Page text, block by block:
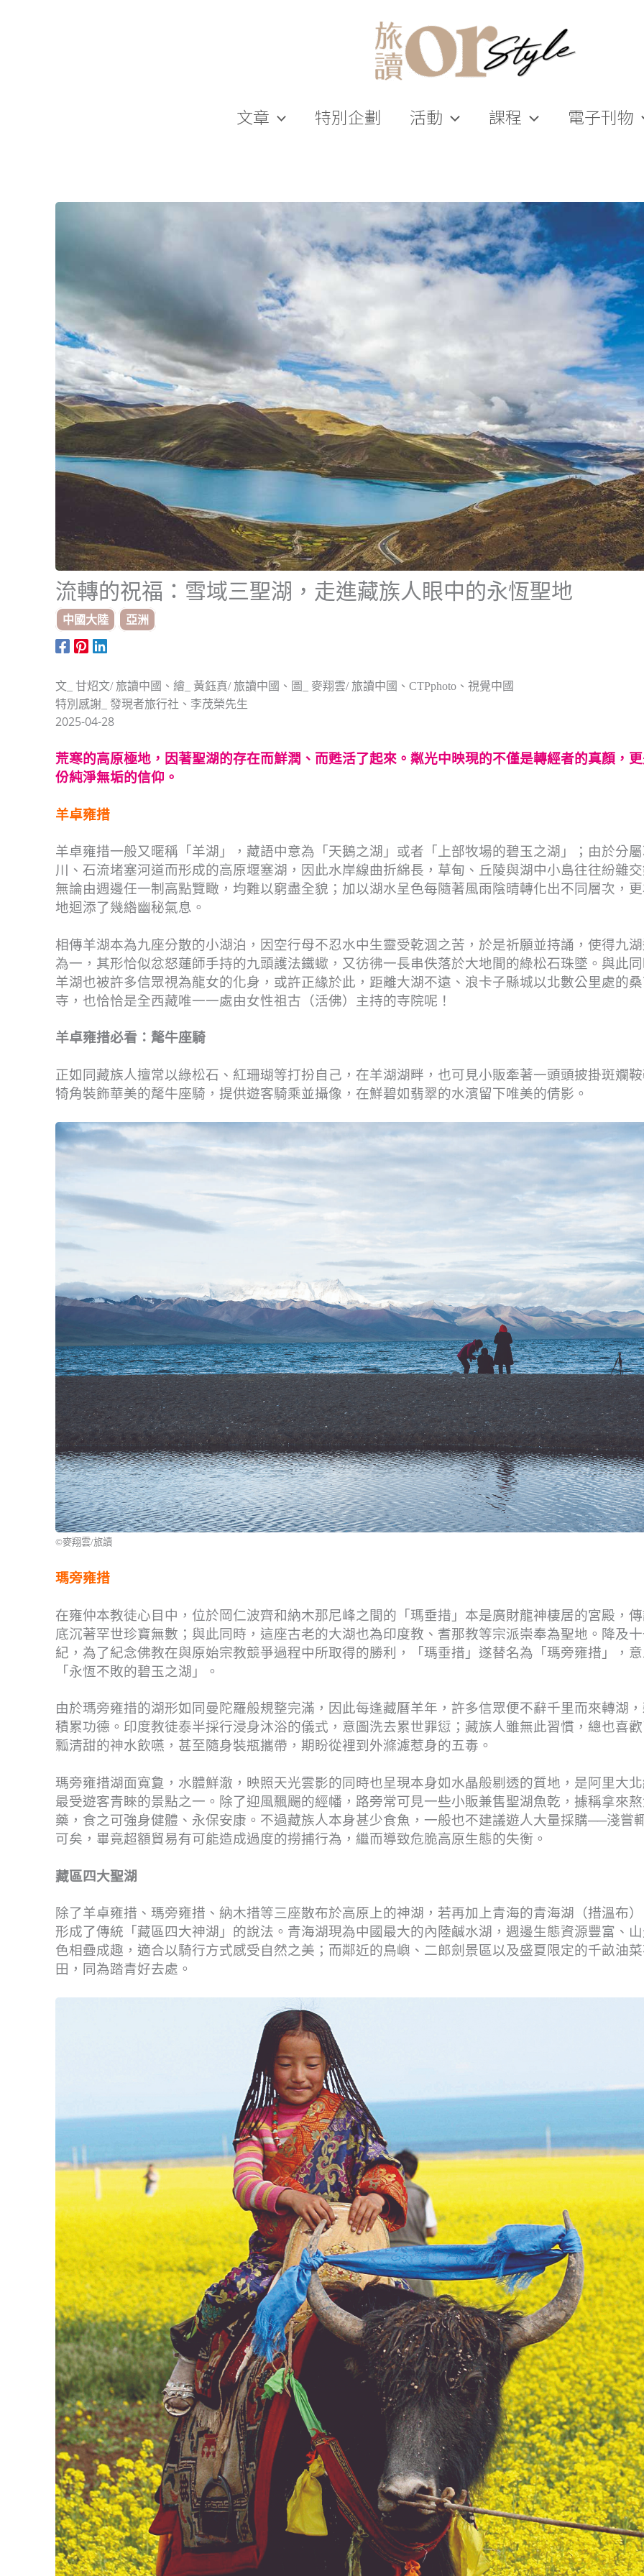
文章 特別企劃 活動 課程 電子刊物
流轉的祝福：雪域三聖湖，走進藏族人眼中的永恆聖地
中國大陸 亞洲
文_ 甘炤文/ 旅讀中國、繪_ 黃鈺真/ 旅讀中國、圖_ 麥翔雲/ 旅讀中國、CTPphoto、視覺中國
特別感謝_ 發現者旅行社、李茂榮先生
2025-04-28
荒寒的高原極地，因著聖湖的存在而鮮潤、而甦活了起來。粼光中映現的不僅是轉經者的真顏，
份純淨無垢的信仰。
羊卓雍措
羊卓雍措一般又暱稱「羊湖」，藏語中意為「天鵝之湖」或者「上部牧場的碧玉之湖」；由於分
川、石流堵塞河道而形成的高原堰塞湖，因此水岸線曲折綿長，草甸、丘陵與湖中小島往往紛雜
無論由週邊任一制高點覽瞰，均難以窮盡全貌；加以湖水呈色每隨著風雨陰晴轉化出不同層次，
地迴添了幾綹幽秘氣息。
相傳羊湖本為九座分散的小湖泊，因空行母不忍水中生靈受乾涸之苦，於是祈願並持誦，使得九
為一，其形恰似忿怒蓮師手持的九頭護法鐵蠍，又彷彿一長串佚落於大地間的綠松石珠墜。與此
羊湖也被許多信眾視為龍女的化身，或許正緣於此，距離大湖不遠、浪卡子縣城以北數公里處的
寺，也恰恰是全西藏唯一一處由女性祖古（活佛）主持的寺院呢！
羊卓雍措必看：氂牛座騎
正如同藏族人擅常以綠松石、紅珊瑚等打扮自己，在羊湖湖畔，也可見小販牽著一頭頭披掛斑斕
犄角裝飾華美的氂牛座騎，提供遊客騎乘並攝像，在鮮碧如翡翠的水濱留下唯美的倩影。
©麥翔雲/旅讀
瑪旁雍措
在雍仲本教徒心目中，位於岡仁波齊和納木那尼峰之間的「瑪垂措」本是廣財龍神棲居的宮殿，
底沉著罕世珍寶無數；與此同時，這座古老的大湖也為印度教、耆那教等宗派崇奉為聖地。降及
紀，為了紀念佛教在與原始宗教競爭過程中所取得的勝利，「瑪垂措」遂替名為「瑪旁雍措」，
「永恆不敗的碧玉之湖」。
由於瑪旁雍措的湖形如同曼陀羅般規整完滿，因此每逢藏曆羊年，許多信眾便不辭千里而來轉湖
積累功德。印度教徒泰半採行浸身沐浴的儀式，意圖洗去累世罪愆；藏族人雖無此習慣，總也喜
瓢清甜的神水飲嚥，甚至隨身裝瓶攜帶，期盼從裡到外滌濾惹身的五毒。
瑪旁雍措湖面寬敻，水體鮮澈，映照天光雲影的同時也呈現本身如水晶般剔透的質地，是阿里大
最受遊客青睞的景點之一。除了迎風飄颺的經幡，路旁常可見一些小販兼售聖湖魚乾，據稱拿來
藥，食之可強身健體、永保安康。不過藏族人本身甚少食魚，一般也不建議遊人大量採購──淺嘗
可矣，畢竟超額貿易有可能造成過度的撈捕行為，繼而導致危脆高原生態的失衡。
藏區四大聖湖
除了羊卓雍措、瑪旁雍措、納木措等三座散布於高原上的神湖，若再加上青海的青海湖（措溫布
形成了傳統「藏區四大神湖」的說法。青海湖現為中國最大的內陸鹹水湖，週邊生態資源豐富、
色相疊成趣，適合以騎行方式感受自然之美；而鄰近的鳥嶼、二郎劍景區以及盛夏限定的千畝油
田，同為踏青好去處。